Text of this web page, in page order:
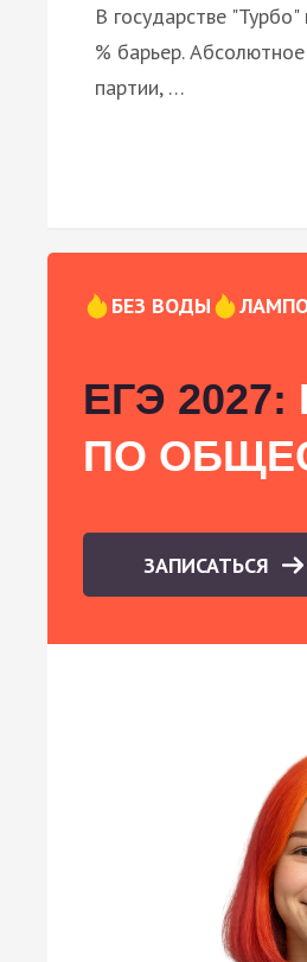
В государстве
% барьер.
партии, …
БЕЗ ВОДЫ
ЕГЭ 2027:
ПО
ЗАПИСАТЬСЯ